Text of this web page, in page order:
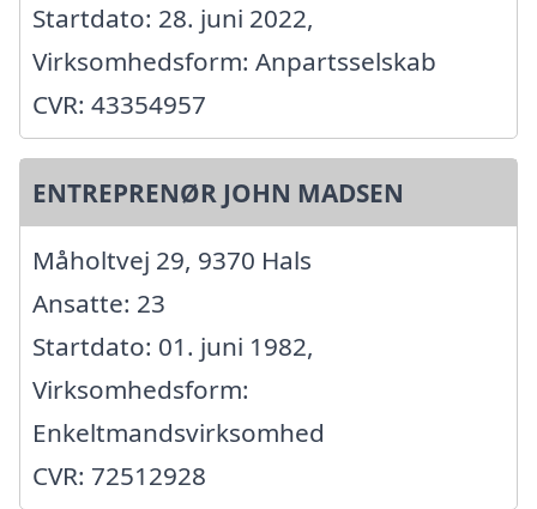
Startdato: 28. juni 2022,
Virksomhedsform: Anpartsselskab
CVR: 43354957
ENTREPRENØR JOHN MADSEN
Måholtvej 29, 9370 Hals
Ansatte: 23
Startdato: 01. juni 1982,
Virksomhedsform:
Enkeltmandsvirksomhed
CVR: 72512928